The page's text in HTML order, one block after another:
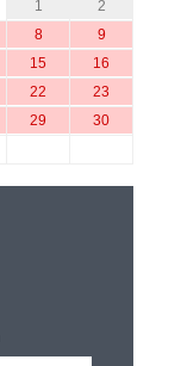
1
2
8
9
15
16
22
23
29
30